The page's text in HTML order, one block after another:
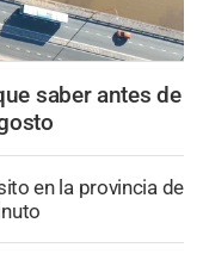
saber antes de
en la provincia de